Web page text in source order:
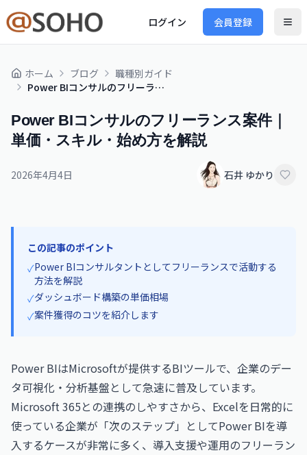
ログイン 会員登録
ホーム ブログ
職種別ガイド
Power BIコンサルのフリーランス案件｜単価・スキル・始め方を解説
Power BIコンサルのフリーランス案件｜
単価・スキル・始め方を解説
2026年4月4日 石井 ゆかり
この記事のポイント
✓Power BIコンサルタントとしてフリーランスで活動する
方法を解説
✓ダッシュボード構築の単価相場
✓案件獲得のコツを紹介します
Power BIはMicrosoftが提供するBIツールで、企業のデー
タ可視化・分析基盤として急速に普及しています。
Microsoft 365との連携のしやすさから、Excelを日常的に
使っている企業が「次のステップ」としてPower BIを導
入するケースが非常に多く、導入支援や運用のフリーラン